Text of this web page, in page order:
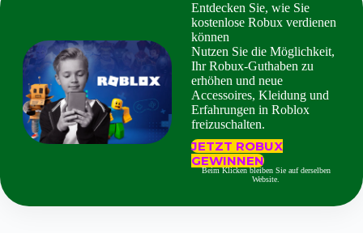
Entdecken Sie, wie Sie
kostenlose Robux verdienen
können
Nutzen Sie die Möglichkeit,
Ihr Robux-Guthaben zu
erhöhen und neue
Accessoires, Kleidung und
Erfahrungen in Roblox
freizuschalten.
JETZT ROBUX
GEWINNEN
Beim Klicken bleiben Sie auf derselben
Website.